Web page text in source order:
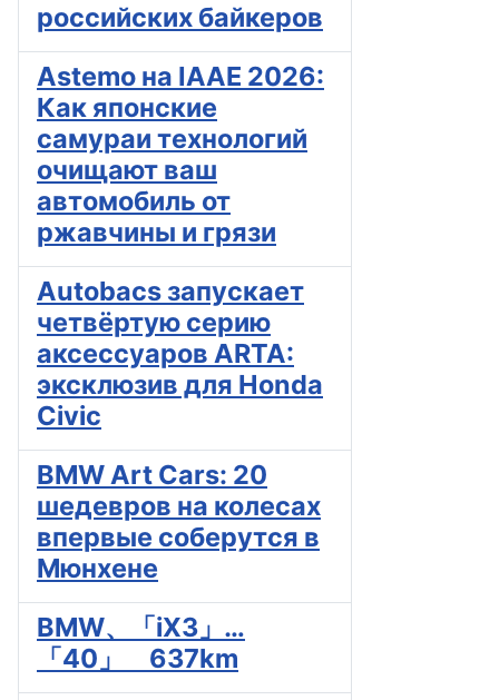
российских байкеров
Astemo на IAAE 2026:
Как японские
самураи технологий
очищают ваш
автомобиль от
ржавчины и грязи
Autobacs запускает
четвёртую серию
аксессуаров ARTA:
эксклюзив для Honda
Civic
BMW Art Cars: 20
шедевров на колесах
впервые соберутся в
Мюнхене
BMW、「iX3」…
「40」 637km